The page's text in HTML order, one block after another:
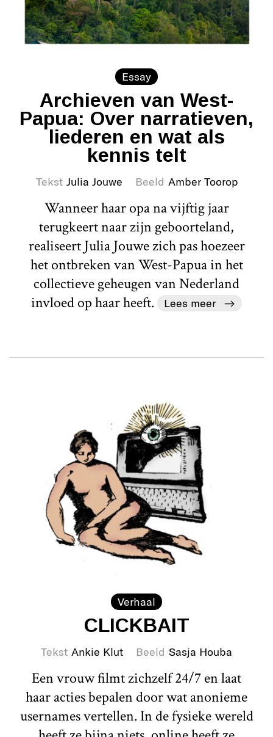
Essay
Archieven van West-
Papua: Over narratieven,
liederen en wat als
kennis telt
Tekst Julia Jouwe Beeld Amber Toorop
Wanneer haar opa na vijftig jaar
terugkeert naar zijn geboorteland,
realiseert Julia Jouwe zich pas hoezeer
het ontbreken van West-Papua in het
collectieve geheugen van Nederland
invloed op haar heeft.
Lees meer
Verhaal
CLICKBAIT
Tekst Ankie Klut Beeld Sasja Houba
Een vrouw filmt zichzelf 24/7 en laat
haar acties bepalen door wat anonieme
usernames vertellen. In de fysieke wereld